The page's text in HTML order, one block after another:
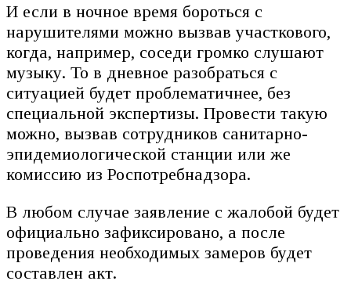
И если в ночное время бороться с
нарушителями можно вызвав участкового,
когда, например, соседи громко слушают
музыку. То в дневное разобраться с
ситуацией будет проблематичнее, без
специальной экспертизы. Провести такую
можно, вызвав сотрудников санитарно-
эпидемиологической станции или же
комиссию из Роспотребнадзора.
В любом случае заявление с жалобой будет
официально зафиксировано, а после
проведения необходимых замеров будет
составлен акт.